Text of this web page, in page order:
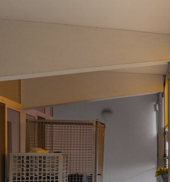
Patientenversorgung
Regionen
Standorte